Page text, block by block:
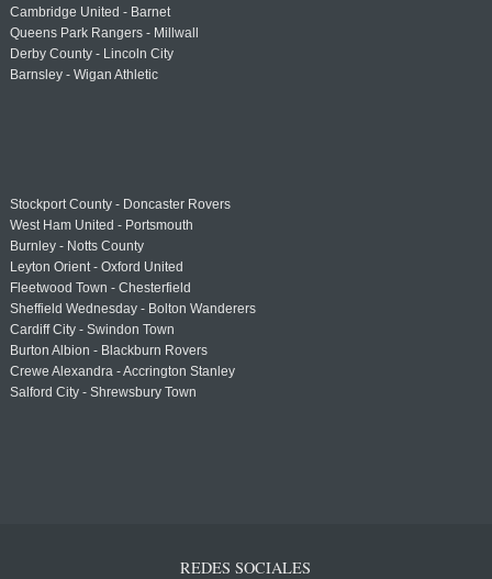
Cambridge United - Barnet
Queens Park Rangers - Millwall
Derby County - Lincoln City
Barnsley - Wigan Athletic
Stockport County - Doncaster Rovers
West Ham United - Portsmouth
Burnley - Notts County
Leyton Orient - Oxford United
Fleetwood Town - Chesterfield
Sheffield Wednesday - Bolton Wanderers
Cardiff City - Swindon Town
Burton Albion - Blackburn Rovers
Crewe Alexandra - Accrington Stanley
Salford City - Shrewsbury Town
REDES SOCIALES